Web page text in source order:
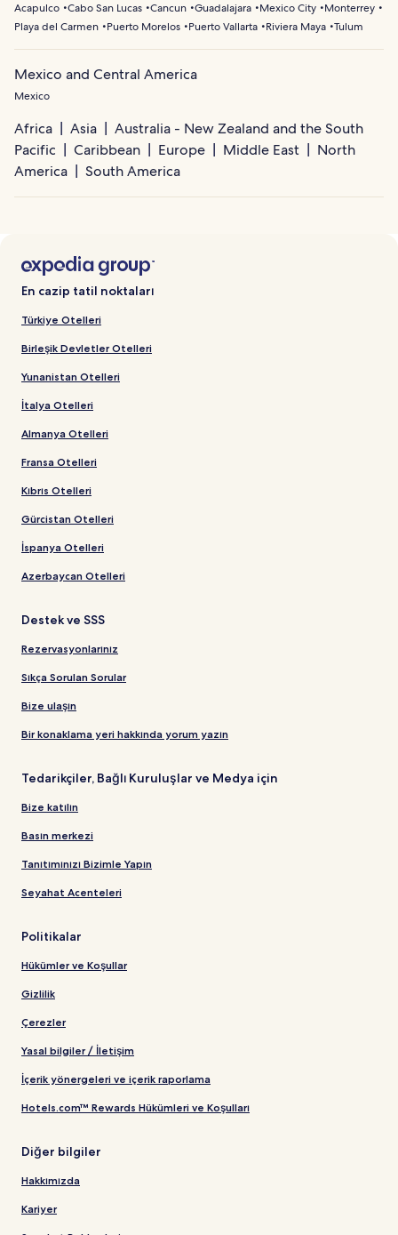
Acapulco Cabo San Lucas Cancun Guadalajara Mexico City
Monterrey
Playa del Carmen
Puerto Morelos Puerto Vallarta Riviera Maya Tulum
Mexico and Central America
Mexico
Africa Asia
Australia - New Zealand and the South
Pacific
Caribbean Europe Middle East
North
America
South America
En cazip tatil noktaları
Türkiye Otelleri
Birleşik Devletler Otelleri
Yunanistan Otelleri
İtalya Otelleri
Almanya Otelleri
Fransa Otelleri
Kıbrıs Otelleri
Gürcistan Otelleri
İspanya Otelleri
Azerbaycan Otelleri
Destek ve SSS
Rezervasyonlarınız
Sıkça Sorulan Sorular
Bize ulaşın
Bir konaklama yeri hakkında yorum yazın
Tedarikçiler, Bağlı Kuruluşlar ve Medya için
Bize katılın
Basın merkezi
Tanıtımınızı Bizimle Yapın
Seyahat Acenteleri
Politikalar
Hükümler ve Koşullar
Gizlilik
Çerezler
Yasal bilgiler / İletişim
İçerik yönergeleri ve içerik raporlama
Hotels.com™ Rewards Hükümleri ve Koşulları
Diğer bilgiler
Hakkımızda
Kariyer